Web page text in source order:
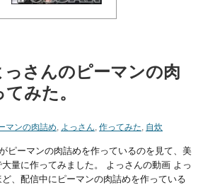
っさんのピーマンの肉
みた。
マンの肉詰め, よっさん, 作ってみた, 自炊
ピーマンの肉詰めを作っているのを見て、美
量に作ってみました。 よっさんの動画 よっ
、配信中にピーマンの肉詰めを作っている